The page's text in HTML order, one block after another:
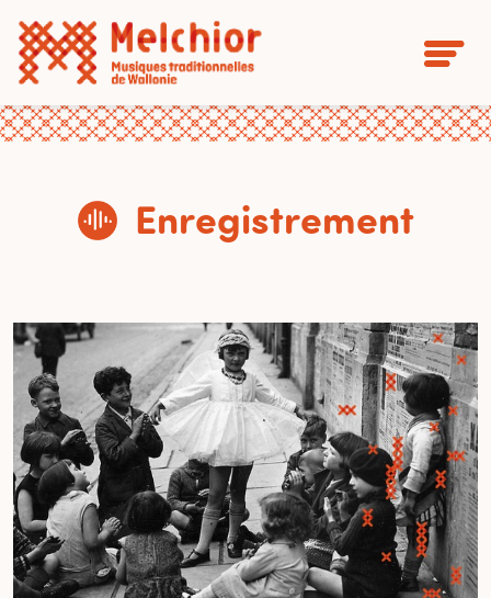
Enregistrement